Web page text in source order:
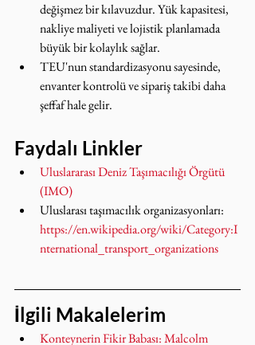
değişmez bir kılavuzdur. Yük kapasitesi,
nakliye maliyeti ve lojistik planlamada
büyük bir kolaylık sağlar.
TEU'nun standardizasyonu sayesinde,
envanter kontrolü ve sipariş takibi daha
şeffaf hale gelir.
Faydalı Linkler
Uluslararası Deniz Taşımacılığı Örgütü
(IMO)
Uluslarası taşımacılık organizasyonları:
https://en.wikipedia.org/wiki/Category:I
nternational_transport_organizations
İlgili Makalelerim
Konteynerin Fikir Babası: Malcolm